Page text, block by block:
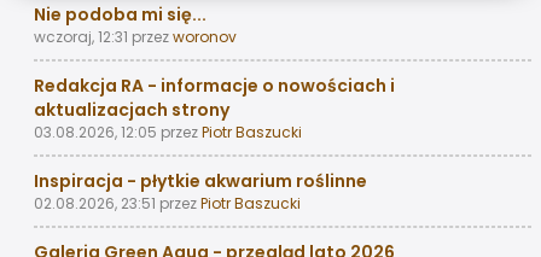
Nie podoba mi się...
wczoraj, 12:31 przezworonov
Redakcja RA - informacje o nowościach i
aktualizacjach strony
03.08.2026, 12:05 przezPiotr Baszucki
Inspiracja - płytkie akwarium roślinne
02.08.2026, 23:51 przezPiotr Baszucki
Galeria Green Aqua - przegląd lato 2026